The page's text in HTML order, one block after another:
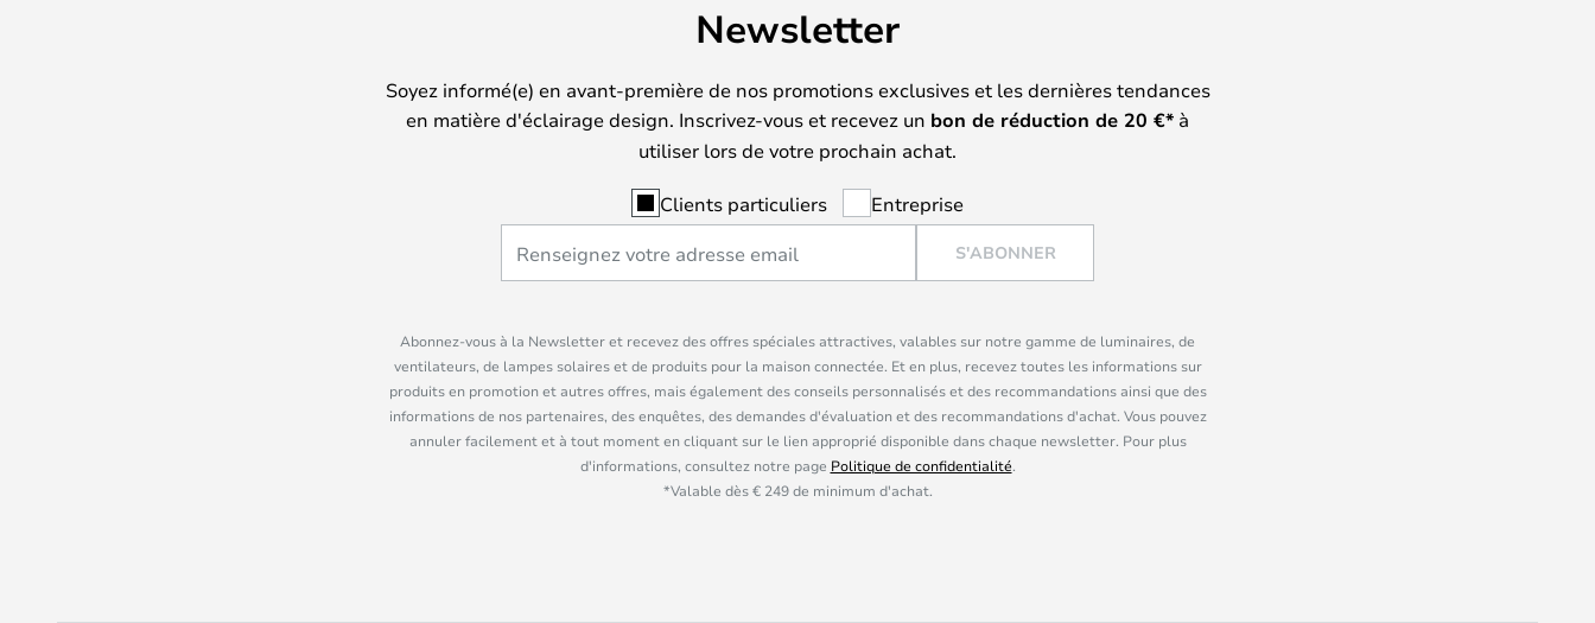
Newsletter
Soyez informé(e) en avant-première de nos promotions exclusives et les dernières tendances
en matière d'éclairage design. Inscrivez-vous et recevez un bon de réduction de 20 €* à
utiliser lors de votre prochain achat.
Clients particuliers Entreprise
S'ABONNER
Abonnez-vous à la Newsletter et recevez des offres spéciales attractives, valables sur notre gamme de luminaires, de
ventilateurs, de lampes solaires et de produits pour la maison connectée. Et en plus, recevez toutes les informations sur
produits en promotion et autres offres, mais également des conseils personnalisés et des recommandations ainsi que des
informations de nos partenaires, des enquêtes, des demandes d'évaluation et des recommandations d'achat. Vous pouvez
annuler facilement et à tout moment en cliquant sur le lien approprié disponible dans chaque newsletter. Pour plus
d'informations, consultez notre page Politique de confidentialité.
*Valable dès € 249 de minimum d'achat.